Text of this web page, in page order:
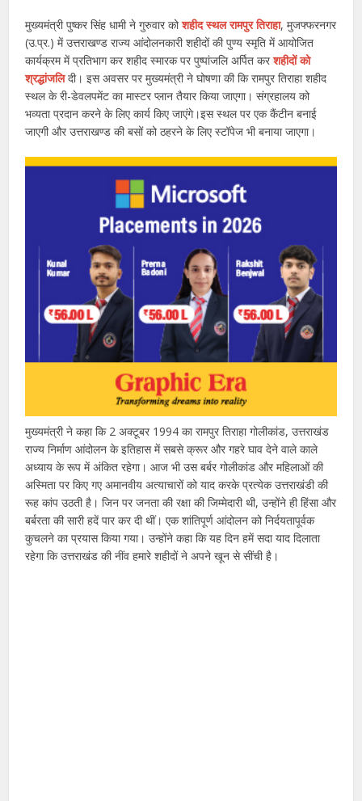
मुख्यमंत्री पुष्कर सिंह धामी ने गुरुवार कोशहीद स्थल रामपुर तिराहा, मुजफ्फरनगर
(उ.प्र.) में उत्तराखण्ड राज्य आंदोलनकारी शहीदों की पुण्य स्मृति में आयोजित
कार्यक्रम में प्रतिभाग कर शहीद स्मारक पर पुष्पांजलि अर्पित करशहीदों को
श्रद्धांजलिदी। इस अवसर पर मुख्यमंत्री ने घोषणा की कि रामपुर तिराहा शहीद
स्थल के री-डेवलपमेंट का मास्टर प्लान तैयार किया जाएगा। संग्रहालय को
भव्यता प्रदान करने के लिए कार्य किए जाएंगे।इस स्थल पर एक कैंटीन बनाई
जाएगी और उत्तराखण्ड की बसों को ठहरने के लिए स्टॉपेज भी बनाया जाएगा।
मुख्यमंत्री ने कहा कि 2 अक्टूबर 1994 का रामपुर तिराहा गोलीकांड, उत्तराखंड
राज्य निर्माण आंदोलन के इतिहास में सबसे क्रूर और गहरे घाव देने वाले काले
अध्याय के रूप में अंकित रहेगा। आज भी उस बर्बर गोलीकांड और महिलाओं की
अस्मिता पर किए गए अमानवीय अत्याचारों को याद करके प्रत्येक उत्तराखंडी की
रूह कांप उठती है। जिन पर जनता की रक्षा की जिम्मेदारी थी, उन्होंने ही हिंसा और
बर्बरता की सारी हदें पार कर दी थीं। एक शांतिपूर्ण आंदोलन को निर्दयतापूर्वक
कुचलने का प्रयास किया गया। उन्होंने कहा कि यह दिन हमें सदा याद दिलाता
रहेगा कि उत्तराखंड की नींव हमारे शहीदों ने अपने खून से सींची है।